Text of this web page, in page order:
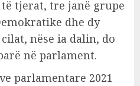
të tjerat, tre janë grupe
dhe dy
nëse ia dalin, do
në parlament.
parlamentare 2021